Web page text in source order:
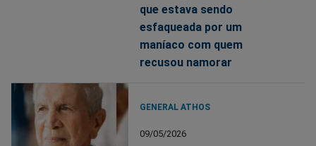
que estava sendo
esfaqueada por um
maníaco com quem
recusou namorar
GENERAL ATHOS
09/05/2026